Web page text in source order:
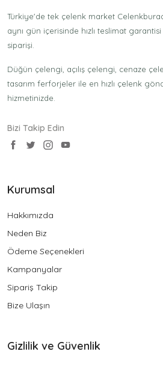
Türkiye'de tek çelenk market
aynı gün içerisinde hızlı teslimat
siparişi.
Düğün çelengi, açılış çelengi, cenaze
tasarım ferforjeler ile en hızlı çelenk
hizmetinizde.
Bizi Takip Edin
Kurumsal
Hakkımızda
Neden Biz
Ödeme Seçenekleri
Kampanyalar
Sipariş Takip
Bize Ulaşın
Gizlilik ve Güvenlik